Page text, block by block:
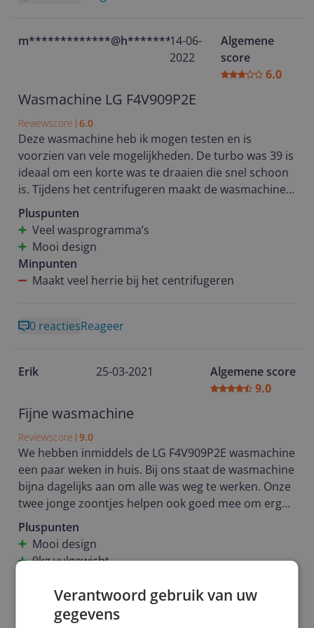
m*************@h**********
14-06-
2022
Algemene
score
6.0
Wasmachine LG F4V909P2E
Reviewscore 6.0
Deze wasmachine heb ik mogen testen en is
voorzien van vele mogelijkheden. De turbo was 39 is
ideaal om een korte was te draaien die snel schoon
is. Tijdens het centrifugeren maakt de wasmachine
veel lawaai. Klinkt alsof er iets los zit. Ideaal is dat je
de was via een app aan kunt zetten zodat wanneer
je thuis komt de was al klaar is en je het direct kunt
ophangen. Het instellen en downloaden van de app
is duidelijk omschreven. De wasmachine is makkelijk
te bedienen en van vele programma’s voorzien. De
Ook is het uiterlijk van de wasmachine mooi om te
Pluspunten
Veel wasprogramma’s
Mooi design
Minpunten
Maakt veel herrie bij het centrifugeren
0 reactiesReageer
Erik 25-03-2021
Algemene score
9.0
Fijne wasmachine
Reviewscore 9.0
We hebben inmiddels de LG F4V909P2E wasmachine
een paar weken in huis. Bij ons staat de wasmachine
bijna dagelijks aan om alle was weg te werken. Onze
twee jonge zoontjes helpen ook goed mee om erg
vervuilde was aan te leveren. Gelukkig heeft deze
wasmachine daar geen enkele moeite mee.
Onze vorige wasmachine had een capaciteit van 7 kg
kledingstukken niet mee konden met de was. Met
een vulgewicht van 9kg is dat eigenlijk nooit een
probleem.
Pluspunten
Mooi design
9kg vulgewicht
Minpunten
Blijft redelijk wat water in het rubber zitten
Verantwoord gebruik van uw
gegevens